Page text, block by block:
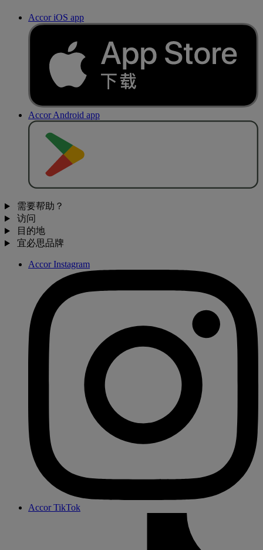
Accor iOS app
Accor Android app
需要帮助？
访问
目的地
宜必思品牌
Accor Instagram
Accor TikTok